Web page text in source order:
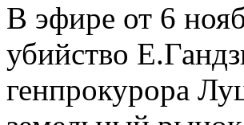
В эфире от 6
убийство
генпрокурора